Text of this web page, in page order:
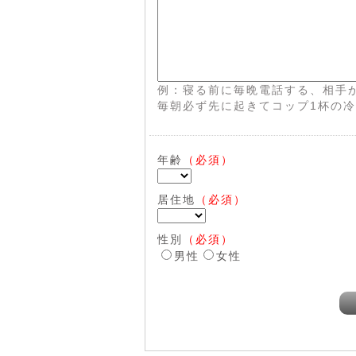
例：寝る前に毎晩電話する、相手
毎朝必ず先に起きてコップ1杯の
年齢 （必須）
居住地 （必須）
性別
（必須）
男性
女性